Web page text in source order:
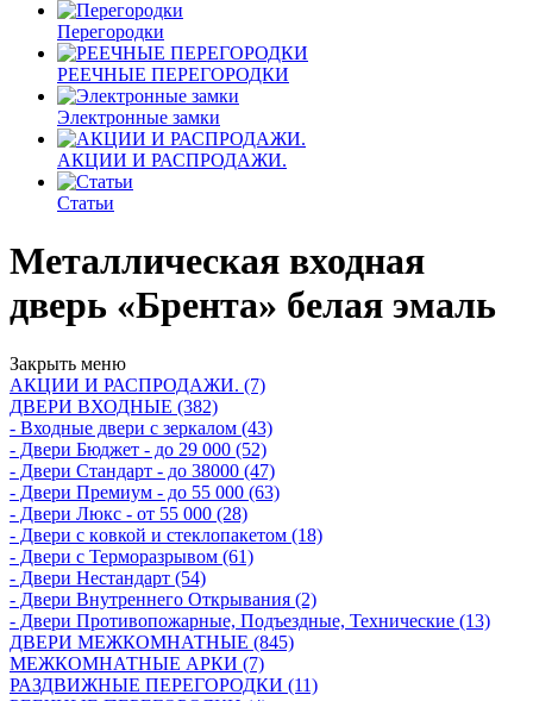
Перегородки
РЕЕЧНЫЕ ПЕРЕГОРОДКИ
Электронные замки
АКЦИИ И РАСПРОДАЖИ.
Статьи
Металлическая входная
дверь «Брента» белая эмаль
Закрыть меню
АКЦИИ И РАСПРОДАЖИ. (7)
ДВЕРИ ВХОДНЫЕ (382)
- Входные двери с зеркалом (43)
- Двери Бюджeт - до 29 000 (52)
- Двери Стaндaрт - до 38000 (47)
- Двери Прeмиум - до 55 000 (63)
- Двери Люкс - от 55 000 (28)
- Двери с кoвкой и стеклопакетом (18)
- Двери с Терморазрывом (61)
- Двери Нecтaндaрт (54)
- Двери Внутреннего Открывания (2)
- Двери Противопожарные, Подъездные, Технические (13)
ДВЕРИ МЕЖКОМНАТНЫЕ (845)
МЕЖКОМНАТНЫЕ АРКИ (7)
РАЗДВИЖНЫЕ ПЕРЕГОРОДКИ (11)